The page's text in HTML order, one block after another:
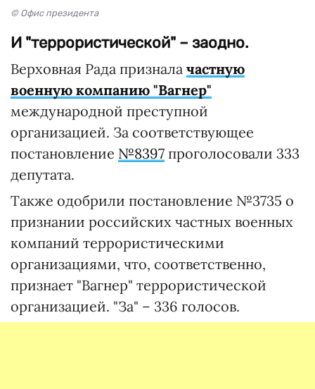
© Офис президента
И "террористической" – заодно.
Верховная Рада признала частную
военную компанию "Вагнер"
международной преступной
организацией. За соответствующее
постановление №8397 проголосовали 333
депутата.
Также одобрили постановление №3735 о
признании российских частных военных
компаний террористическими
организациями, что, соответственно,
признает "Вагнер" террористической
организацией. "За" – 336 голосов.